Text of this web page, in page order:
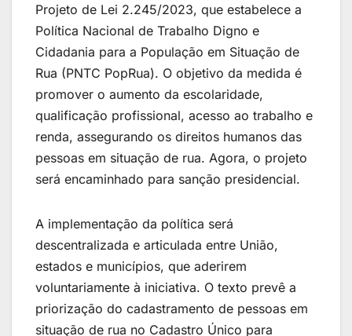
Projeto de Lei 2.245/2023, que estabelece a
Política Nacional de Trabalho Digno e
Cidadania para a População em Situação de
Rua (PNTC PopRua). O objetivo da medida é
promover o aumento da escolaridade,
qualificação profissional, acesso ao trabalho e
renda, assegurando os direitos humanos das
pessoas em situação de rua. Agora, o projeto
será encaminhado para sanção presidencial.
A implementação da política será
descentralizada e articulada entre União,
estados e municípios, que aderirem
voluntariamente à iniciativa. O texto prevê a
priorização do cadastramento de pessoas em
situação de rua no Cadastro Único para